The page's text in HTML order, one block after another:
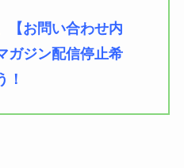
【お問い合わせ内
ガジン配信停止希
！